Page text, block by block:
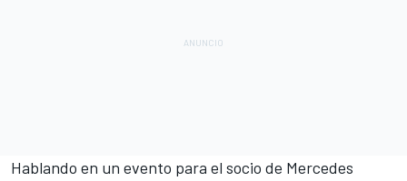
Hablando en un evento para el socio de Mercedes